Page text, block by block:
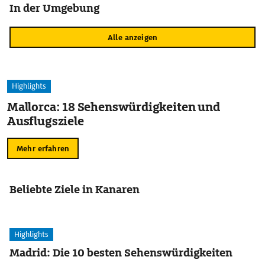
In der Umgebung
Alle anzeigen
Highlights
Mallorca: 18 Sehenswürdigkeiten und
Ausflugsziele
Mehr erfahren
Beliebte Ziele in Kanaren
Highlights
Madrid: Die 10 besten Sehenswürdigkeiten